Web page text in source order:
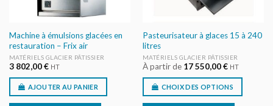
Machine à émulsions glacées en
restauration – Frix air
MATÉRIELS GLACIER PÂTISSIER
3 802,00€ HT
AJOUTER AU PANIER
Pasteurisateur à glaces 15 à 240
litres
MATÉRIELS GLACIER PÂTISSIER
À partir de 17 550,00€ HT
CHOIX DES OPTIONS